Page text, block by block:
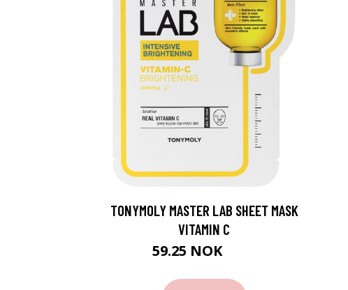
TONYMOLY MASTER LAB SHEET MASK
VITAMIN C
59.25 NOK